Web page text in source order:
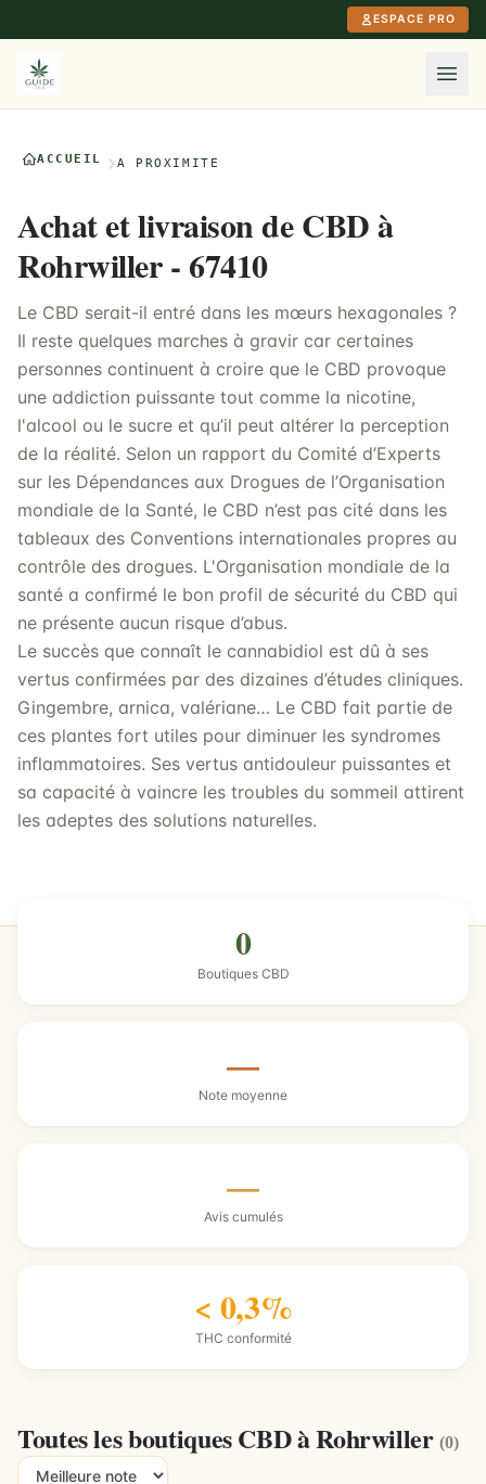
ESPACE PRO
ACCUEIL À PROXIMITÉ
Achat et livraison de CBD à
Rohrwiller - 67410
Le CBD serait-il entré dans les mœurs hexagonales ?
Il reste quelques marches à gravir car certaines
personnes continuent à croire que le CBD provoque
une addiction puissante tout comme la nicotine,
l'alcool ou le sucre et qu’il peut altérer la perception
de la réalité. Selon un rapport du Comité d’Experts
sur les Dépendances aux Drogues de l’Organisation
mondiale de la Santé, le CBD n’est pas cité dans les
tableaux des Conventions internationales propres au
contrôle des drogues. L'Organisation mondiale de la
santé a confirmé le bon profil de sécurité du CBD qui
ne présente aucun risque d’abus.
Le succès que connaît le cannabidiol est dû à ses
vertus confirmées par des dizaines d’études cliniques.
Gingembre, arnica, valériane… Le CBD fait partie de
ces plantes fort utiles pour diminuer les syndromes
inflammatoires. Ses vertus antidouleur puissantes et
sa capacité à vaincre les troubles du sommeil attirent
les adeptes des solutions naturelles.
0
Boutiques CBD
—
Note moyenne
—
Avis cumulés
< 0,3%
THC conformité
Toutes les boutiques CBD à Rohrwiller(0)